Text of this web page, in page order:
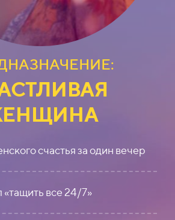
счастья за один вечер
«тащить все 24/7»